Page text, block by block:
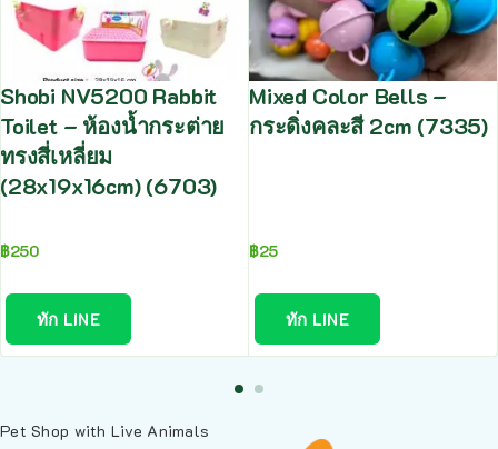
Shobi NV5200 Rabbit
Toilet – ห้องน้ำกระต่าย
ทรงสี่เหลี่ยม
(28x19x16cm) (6703)
฿250
ทัก LINE
Mixed Color Bells –
กระดิ่งคละสี 2cm (7335)
฿25
ทัก LINE
Pet Shop with Live Animals